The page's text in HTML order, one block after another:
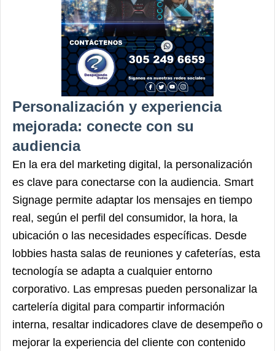
Personalización y experiencia
mejorada: conecte con su
audiencia
En la era del marketing digital, la personalización
es clave para conectarse con la audiencia. Smart
Signage permite adaptar los mensajes en tiempo
real, según el perfil del consumidor, la hora, la
ubicación o las necesidades específicas. Desde
lobbies hasta salas de reuniones y cafeterías, esta
tecnología se adapta a cualquier entorno
corporativo. Las empresas pueden personalizar la
cartelería digital para compartir información
interna, resaltar indicadores clave de desempeño o
mejorar la experiencia del cliente con contenido